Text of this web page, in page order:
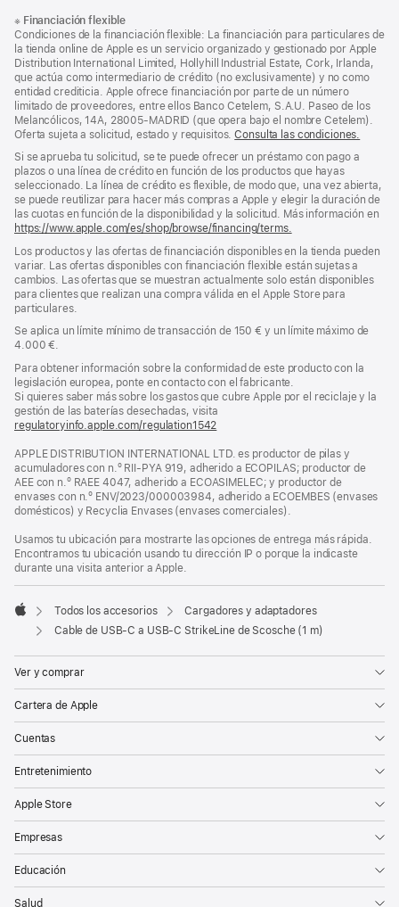
a
pie
de
página
al
pie
※ Financiación flexible
Condiciones de la financiación flexible: La financiación para particulares de
la tienda online de Apple es un servicio organizado y gestionado por Apple
Distribution International Limited, Hollyhill Industrial Estate, Cork, Irlanda,
que actúa como intermediario de crédito (no exclusivamente) y no como
entidad crediticia. Apple ofrece financiación por parte de un número
limitado de proveedores, entre ellos Banco Cetelem, S.A.U. Paseo de los
Melancólicos, 14A, 28005-MADRID (que opera bajo el nombre Cetelem).
Oferta sujeta a solicitud, estado y requisitos.Consulta las condiciones.
Si se aprueba tu solicitud, se te puede ofrecer un préstamo con pago a
plazos o una línea de crédito en función de los productos que hayas
seleccionado. La línea de crédito es flexible, de modo que, una vez abierta,
se puede reutilizar para hacer más compras a Apple y elegir la duración de
las cuotas en función de la disponibilidad y la solicitud. Más información en
https://www.apple.com/es/shop/browse/financing/terms.
Los productos y las ofertas de financiación disponibles en la tienda pueden
variar. Las ofertas disponibles con financiación flexible están sujetas a
cambios. Las ofertas que se muestran actualmente solo están disponibles
para clientes que realizan una compra válida en el Apple Store para
particulares.
Se aplica un límite mínimo de transacción de 150 € y un límite máximo de
4.000 €.
Para obtener información sobre la conformidad de este producto con la
legislación europea, ponte en contacto con el fabricante.
Si quieres saber más sobre los gastos que cubre Apple por el reciclaje y la
gestión de las baterías desechadas, visita
regulatoryinfo.apple.com/regulation1542
en
una
ventana
nueva)
APPLE DISTRIBUTION INTERNATIONAL LTD. es productor de pilas y
acumuladores con n.º RII-PYA 919, adherido a ECOPILAS; productor de
AEE con n.º RAEE 4047, adherido a ECOASIMELEC; y productor de
envases con n.º ENV/2023/000003984, adherido a ECOEMBES (envases
domésticos) y Recyclia Envases (envases comerciales).
Usamos tu ubicación para mostrarte las opciones de entrega más rápida.
Encontramos tu ubicación usando tu dirección IP o porque la indicaste
durante una visita anterior a Apple.
Apple
Todos los accesorios
Cargadores y adaptadores
Cable de USB-C a USB-C StrikeLine de Scosche (1 m)
Ver y comprar
Cartera de Apple
Cuentas
Entretenimiento
Apple Store
Empresas
Educación
Salud